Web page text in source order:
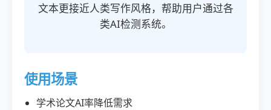
文本更接近人类写作风格，帮助用户通过各
类AI检测系统。
使用场景
学术论文AI率降低需求